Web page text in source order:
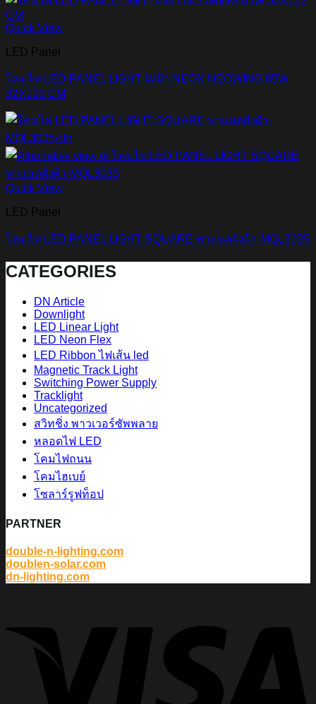
Quick View
LED Panel
โคมไฟ LED PANEL LIGHT ฝังฝ้า NEOX NEOWING 85W
32X122 CM
Quick View
LED Panel
โคมไฟ LED PANEL LIGHT SQUARE พาแนลฝังฝ้า-MQL3035
CATEGORIES
DN Article
Downlight
LED Linear Light
LED Neon Flex
LED Ribbon ไฟเส้น led
Magnetic Track Light
Switching Power Supply
Tracklight
Uncategorized
สวิทชิ่ง พาวเวอร์ซัพพลาย
หลอดไฟ LED
โคมไฟถนน
โคมไฮเบย์
โซลาร์รูฟท็อป
PARTNER
double-n-lighting.com
doublen-solar.com
dn-lighting.com